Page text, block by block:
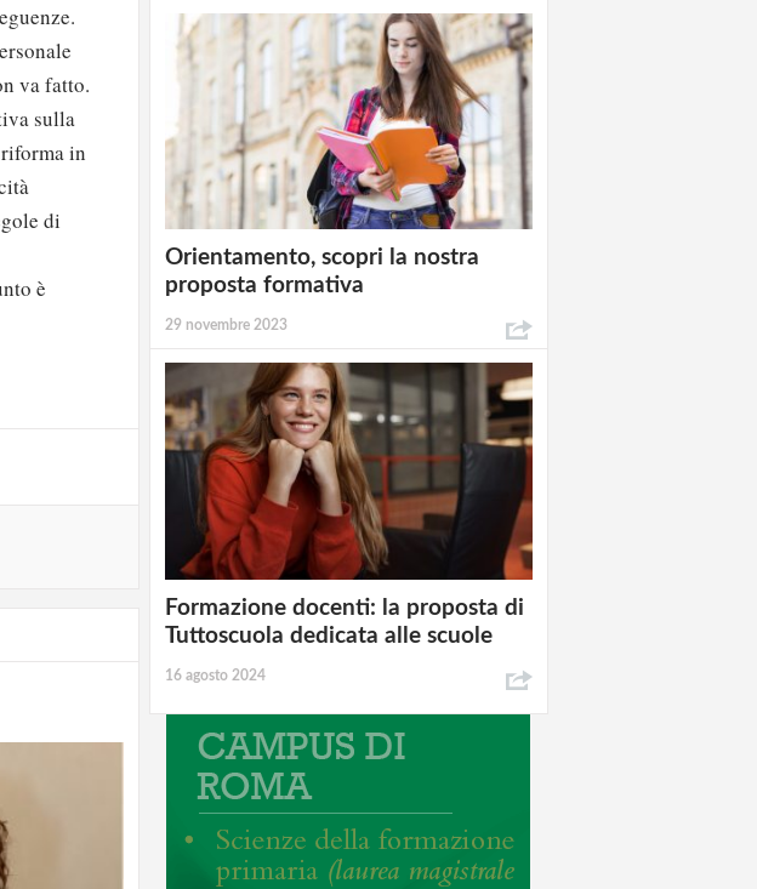
va fatto.
sulla
in
di
è
Orientamento, scopri la nostra
proposta formativa
29 novembre 2023
Formazione docenti: la proposta di
Tuttoscuola dedicata alle scuole
16 agosto 2024